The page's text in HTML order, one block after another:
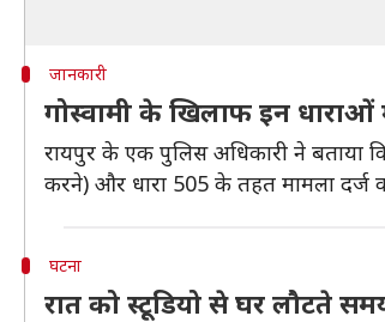
जानकारी
गोस्वामी के खिलाफ इन धाराओं
रायपुर के एक पुलिस अधिकारी ने बताया
करने) और धारा 505 के तहत मामला दर्ज
घटना
रात को स्टूडियो से घर लौटते